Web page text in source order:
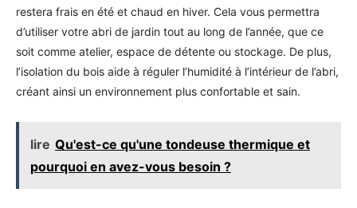
restera frais en été et chaud en hiver. Cela vous permettra
d’utiliser votre abri de jardin tout au long de l’année, que ce
soit comme atelier, espace de détente ou stockage. De plus,
l’isolation du bois aide à réguler l’humidité à l’intérieur de l’abri,
créant ainsi un environnement plus confortable et sain.
lire Qu'est-ce qu'une tondeuse thermique et
pourquoi en avez-vous besoin ?